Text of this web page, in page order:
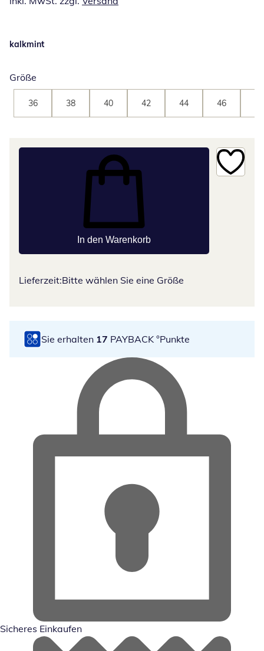
kalkmint
Größe
36 38 40 42 44 46
In den Warenkorb
Lieferzeit:Bitte wählen Sie eine Größe
Sie erhalten 17 PAYBACK °Punkte
Sicheres Einkaufen